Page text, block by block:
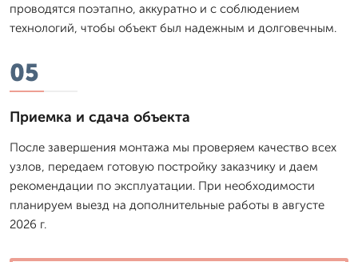
проводятся поэтапно, аккуратно и с соблюдением
технологий, чтобы объект был надежным и долговечным.
05
Приемка и сдача объекта
После завершения монтажа мы проверяем качество всех
узлов, передаем готовую постройку заказчику и даем
рекомендации по эксплуатации. При необходимости
планируем выезд на дополнительные работы в августе
2026 г.